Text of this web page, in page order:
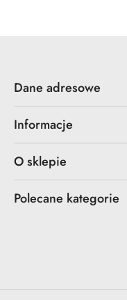
Dane adresowe
Informacje
O sklepie
Polecane kategorie